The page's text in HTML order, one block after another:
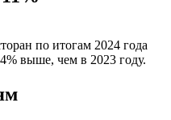
по итогам 2024 года
выше, чем в 2023 году.